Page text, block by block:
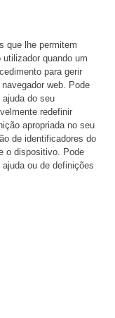
que lhe permitem
quando um
para gerir
web. Pode
do seu
redefinir
apropriada no seu
de identificadores do
o dispositivo. Pode
ou de definições